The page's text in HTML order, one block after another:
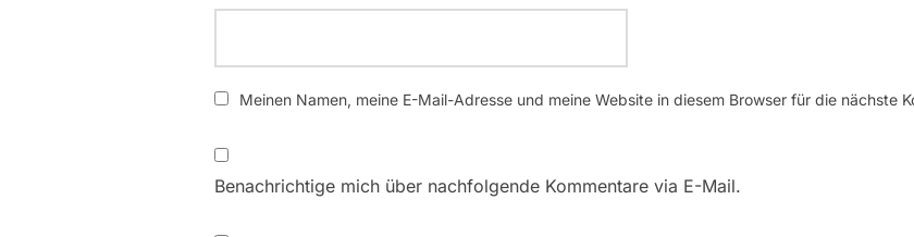
Meinen Namen, meine E-Mail-Adresse und meine Website in diesem Browser für die nächste
Benachrichtige mich über nachfolgende Kommentare via E-Mail.